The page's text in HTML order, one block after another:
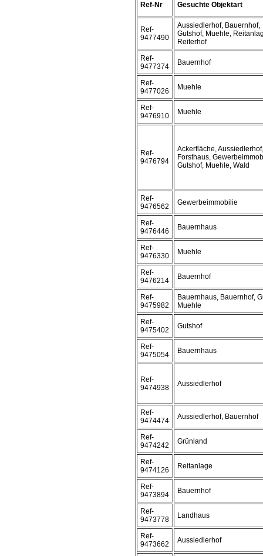
Ref-Nr Gesuchte Objektart
Ref-
9477490
Aussiedlerhof, Bauernhof,
Gutshof, Muehle,
Reiterhof
Ref-
9477374
Bauernhof
Ref-
9477026
Muehle
Ref-
9476910
Muehle
Ref-
9476794
Ackerfläche, Aussiedlerhof,
Forsthaus,
Gutshof, Muehle, Wald
Ref-
9476562
Gewerbeimmobilie
Ref-
9476446
Bauernhaus
Ref-
9476330
Muehle
Ref-
9476214
Bauernhof
Ref-
9475982
Bauernhaus, Bauernhof,
Muehle
Ref-
9475402
Gutshof
Ref-
9475054
Bauernhaus
Ref-
9474938
Aussiedlerhof
Ref-
9474474
Aussiedlerhof, Bauernhof
Ref-
9474242
Grünland
Ref-
9474126
Reitanlage
Ref-
9473894
Bauernhof
Ref-
9473778
Landhaus
Ref-
9473662
Aussiedlerhof